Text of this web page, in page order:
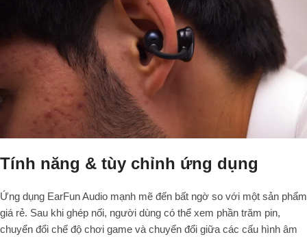
Tính năng & tùy chỉnh ứng dụng
Ứng dụng EarFun Audio mạnh mẽ đến bất ngờ so với một sản phẩm
giá rẻ. Sau khi ghép nối, người dùng có thể xem phần trăm pin,
chuyển đổi chế độ chơi game và chuyển đổi giữa các cấu hình âm